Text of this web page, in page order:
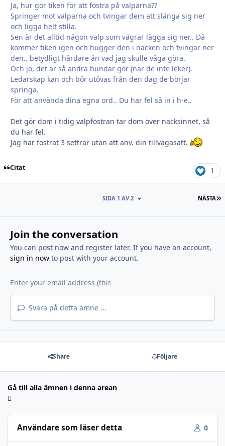
Ja, hur gör tiken för att fostra på valparna??
Springer mot valparna och tvingar dem att slänga sig ner
och ligga helt stilla.
Sen är det alltid någon valp som vägrar lägga sig ner.. Då
kommer tiken igen och hugger den i nacken och tvingar ner
den.. betydligt hårdare än vad jag skulle våga göra.
Och jo, det är så andra hundar gör (när de inte leker).
Ledarskap kan och bör utövas från den dag de börjar
springa.
För att använda dina egna ord.. Du har fel så in i h-e..
Det gör dom i tidig valpfostran tar dom över nacksinnet, så
du har fel.
Jag har fostrat 3 settrar utan att anv. din tillvägasätt.
Citat 1
NÄSTA
SIDA 1 AV 2
Join the conversation
You can post now and register later. If you have an account,
sign in nowto post with your account.
Svara på detta ämne ...
Share Följare
Gå till alla ämnen i denna arean
Användare som läser detta 0